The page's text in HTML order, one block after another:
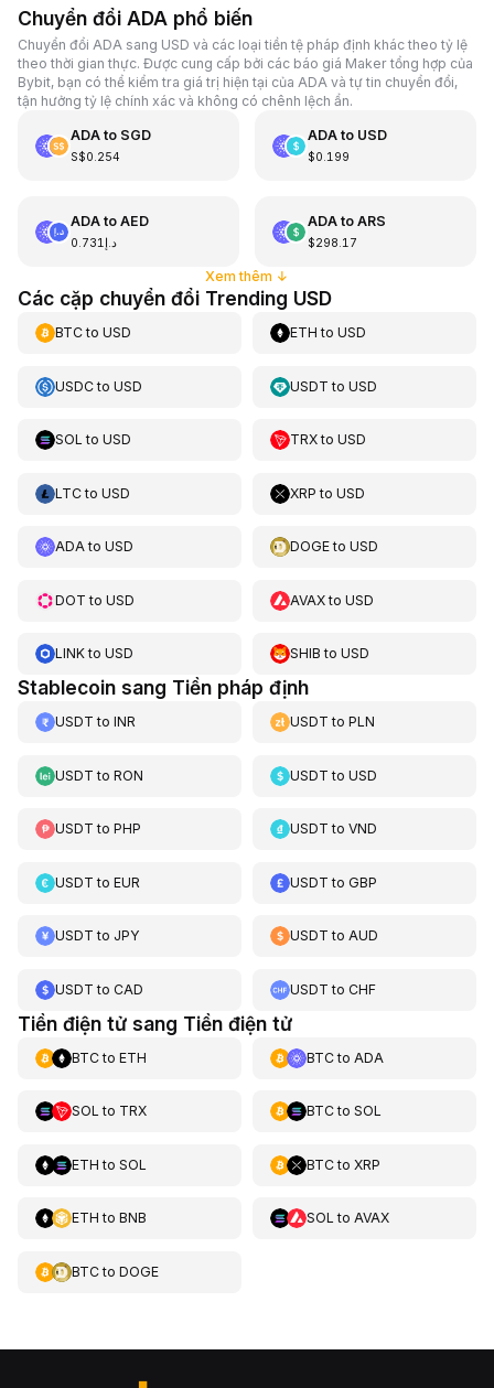
Chuyển đổi ADA phổ biến
Chuyển đổi ADA sang USD và các loại tiền tệ pháp định khác theo tỷ lệ
theo thời gian thực. Được cung cấp bởi các báo giá Maker tổng hợp của
Bybit, bạn có thể kiểm tra giá trị hiện tại của ADA và tự tin chuyển đổi,
tận hưởng tỷ lệ chính xác và không có chênh lệch ẩn.
ADAto SGD
S$0.254
ADAto USD
$0.199
ADAto AED
د.إ0.731
ADAto ARS
$298.17
Xem thêm ↓
Các cặp chuyển đổi Trending USD
BTCto USD ETH toUSD
USDCto USD USDT toUSD
SOL to USD TRXtoUSD
LTCto USD XRP toUSD
ADAto USD DOGEtoUSD
DOT to USD AVAXtoUSD
LINKto USD SHIB toUSD
Stablecoin sang Tiền pháp định
USDT to INR USDT toPLN
USDT to RON USDT toUSD
USDT to PHP USDT toVND
USDT to EUR USDT toGBP
USDT to JPY USDT toAUD
USDT to CAD USDT toCHF
Tiền điện tử sang Tiền điện tử
BTCto ETH BTCto ADA
SOL to TRX BTCto SOL
ETH to SOL BTCto XRP
ETH to BNB SOL to AVAX
BTCto DOGE